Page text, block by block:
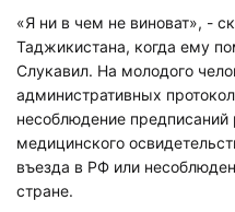
«Я ни в чем не виноват», -
Таджикистана, когда ему
Слукавил. На молодого
административных
несоблюдение предписаний
медицинского
въезда в РФ или
стране.